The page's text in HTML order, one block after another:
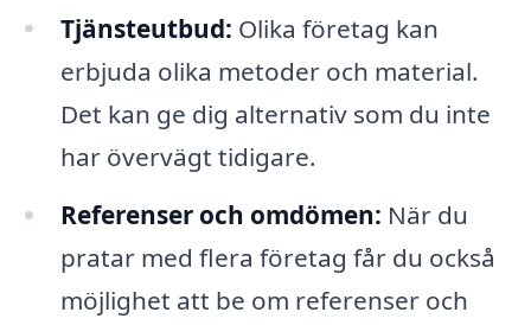
Tjänsteutbud: Olika företag kan
erbjuda olika metoder och material.
Det kan ge dig alternativ som du inte
har övervägt tidigare.
Referenser och omdömen: När du
pratar med flera företag får du också
möjlighet att be om referenser och